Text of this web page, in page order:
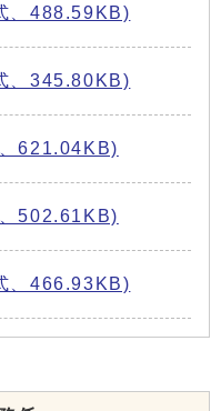
、488.59KB)
、345.80KB)
621.04KB)
502.61KB)
、466.93KB)